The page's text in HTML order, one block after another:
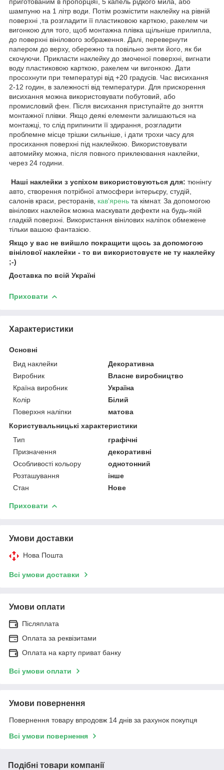
шампуню на 1 літр води. Потім розмістити наклейку на рівній
поверхні ,та розгладити її пластиковою карткою, ракелем чи
вигонкою для того, щоб монтажна плівка щільніше прилипла,
до поверхні вінілового зображення. Далі, перевернути
папером до верху, обережно та повільно зняти його, як би
скочуючи. Прикласти наклейку до змоченої поверхні, вигнати
воду пластиковою карткою, ракелем чи вигонкою. Дати
просохнути при температурі від +20 градусів. Час висихання
2-12 годин, в залежності від температури. Для прискорення
висихання можна використовувати побутовий, або
промисловий фен. Після висихання приступайте до зняття
монтажної плівки. Якщо деякі елементи залишаються на
монтажці, то слід припинити її здирання, розгладити
проблемне місце трішки сильніше, і дати трохи часу для
просихання поверхні під наклейкою. Використовувати
автомийку можна, після повного приклеювання наклейки,
через 24 години.
Наші наклейки з успіхом використовуються для: тюнінгу
авто, створення потрібної атмосфери інтерьєру, студій,
салонів краси, ресторанів, кав'ярень та кімнат. За допомогою
вінілових наклейок можна маскувати дефекти на будь-якій
гладкій поверхні. Використання вінілових наліпок обмежене
тільки вашою фантазією.
Якщо у вас не вийшло покращити щось за допомогою
вінілової наклейки - то ви використовуєте не ту наклейку
;-)
Доставка по всій Україні
Приховати
Характеристики
Основні
Вид наклейки
Декоративна
Виробник
Власне виробництво
Країна виробник
Україна
Колір
Білий
Поверхня наліпки
матова
Користувальницькі характеристики
Тип
графічні
Призначення
декоративні
Особливості кольору
однотонний
Розташування
інше
Стан
Нове
Приховати
Умови доставки
Нова Пошта
Всі умови доставки
Умови оплати
Післяплата
Оплата за реквізитами
Оплата на карту приват банку
Всі умови оплати
Умови повернення
Повернення товару впродовж 14 днів за рахунок покупця
Всі умови повернення
Подібні товари компанії